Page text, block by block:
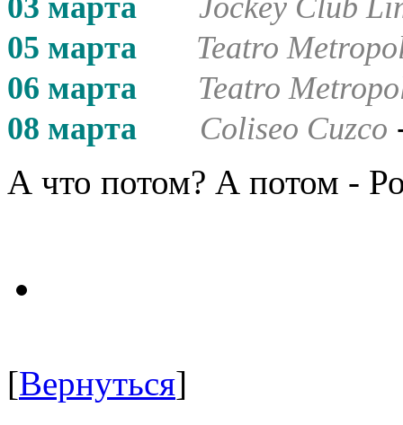
03 марта
Jockey Club
05 марта
Teatro
06 марта
Teatro
08 марта
Coliseo Cuzco
А что потом? А потом -
[Вернуться]